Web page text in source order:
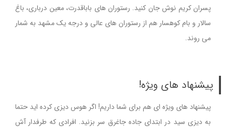
پسران کریم نوش جان کنید. رستوران های باباقدرت، معین درباری، باغ
سالار و بام کوهسار هم از رستوران های عالی و درجه یک مشهد به شمار
می روند.
پیشنهاد های ویژه!
پیشنهاد های ویژه ای هم برای شما داریم! اگر هوس دیزی کرده اید حتما
به دیزی سید در ابتدای جاده جاغرق سر بزنید. افرادی که طرفدار آش